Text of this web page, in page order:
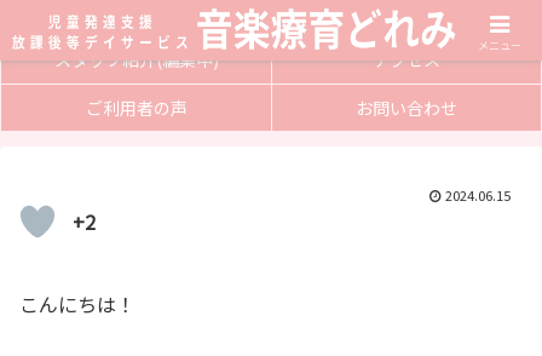
サービス内容
入会方法
スタッフ紹介(編集中)
アクセス
ご利用者の声
お問い合わせ
2024.06.15
+2
こんにちは！
メニュー